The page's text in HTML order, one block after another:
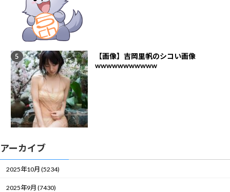
【画像】吉岡里帆のシコい画像
wwwwwwwwwww
アーカイブ
2025年10月 (5234)
2025年9月 (7430)